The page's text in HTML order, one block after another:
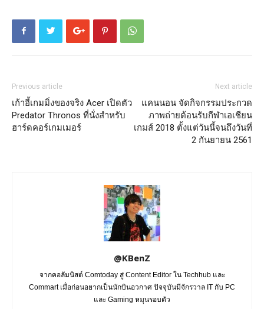
Previous article
เก้าอี้เกมมิ่งของจริง Acer เปิดตัว
Predator Thronos ที่นั่งสำหรับ
ฮาร์ดคอร์เกมเมอร์
Next article
แคนนอน จัดกิจกรรมประกวด
ภาพถ่ายต้อนรับกีฬาเอเชียน
เกมส์ 2018 ตั้งแต่วันนี้จนถึงวันที่
2 กันยายน 2561
@KBenZ
จากคอลัมนิสต์ Comtoday สู่ Content Editor ใน Techhub และ
Commart เมื่อก่อนอยากเป็นนักบินอวกาศ ปัจจุบันมีจักรวาล IT กับ PC
และ Gaming หมุนรอบตัว